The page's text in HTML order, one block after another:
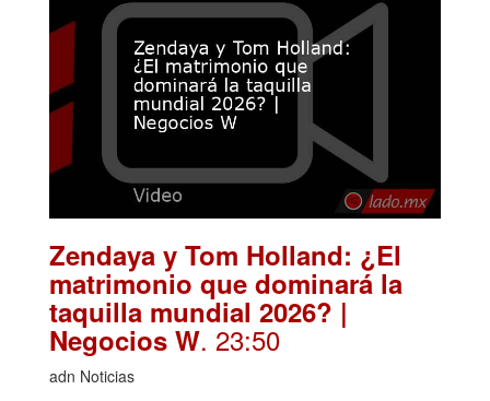
Zendaya y Tom Holland: ¿El
matrimonio que dominará la
taquilla mundial 2026? |
Negocios W. 23:50
adn Noticias